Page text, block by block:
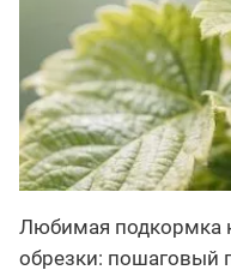
Любимая подкормка
обрезки: пошаговый